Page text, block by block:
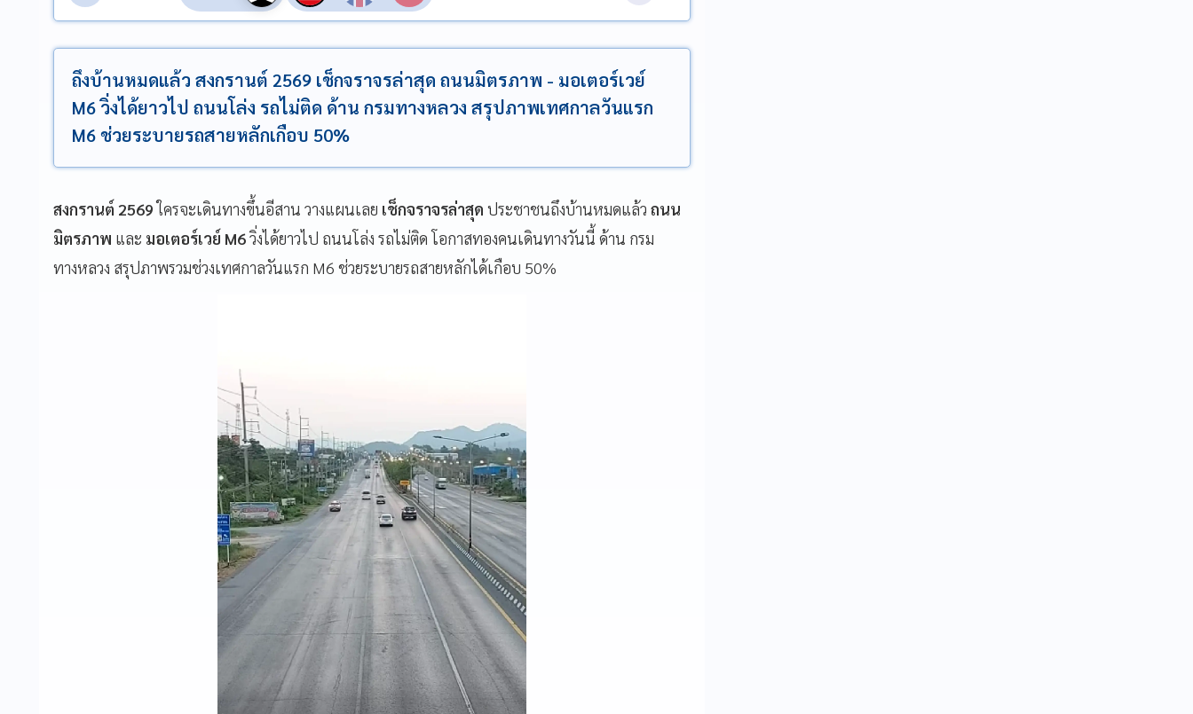
ถึงบ้านหมดแล้ว สงกรานต์ 2569 เช็กจราจรล่าสุด ถนนมิตรภาพ - มอเตอร์เวย์
M6 วิ่งได้ยาวไป ถนนโล่ง รถไม่ติด ด้าน กรมทางหลวง สรุปภาพเทศกาลวันแรก
M6 ช่วยระบายรถสายหลักเกือบ 50%
สงกรานต์ 2569ใครจะเดินทางขึ้นอีสาน วางแผนเลย เช็กจราจรล่าสุด ประชาชนถึงบ้านหมดแล้ว ถนน
มิตรภาพ และ มอเตอร์เวย์ M6วิ่งได้ยาวไป ถนนโล่ง รถไม่ติด โอกาสทองคนเดินทางวันนี้ ด้าน กรม
ทางหลวง สรุปภาพรวมช่วงเทศกาลวันแรก M6 ช่วยระบายรถสายหลักได้เกือบ 50%